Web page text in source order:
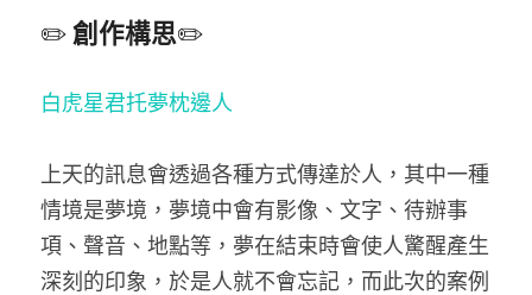
✏️ 創作構思✏️
白虎星​君托夢枕邊人
上天的訊息會透過各種方式傳達於人，其中一種
情境是夢境，夢境中會有影像、文字、待辦事
項、聲音、地點等，夢在結束時會使人驚醒產生
深刻的印象，於是人就不會忘記，而此次的案例